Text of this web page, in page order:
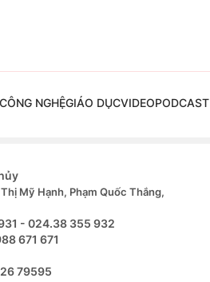
NGHỆGIÁO DỤCVIDEOPODCAST
Mỹ Hạnh, Phạm Quốc Thắng,
- 024.38 355 932
671 671
79595